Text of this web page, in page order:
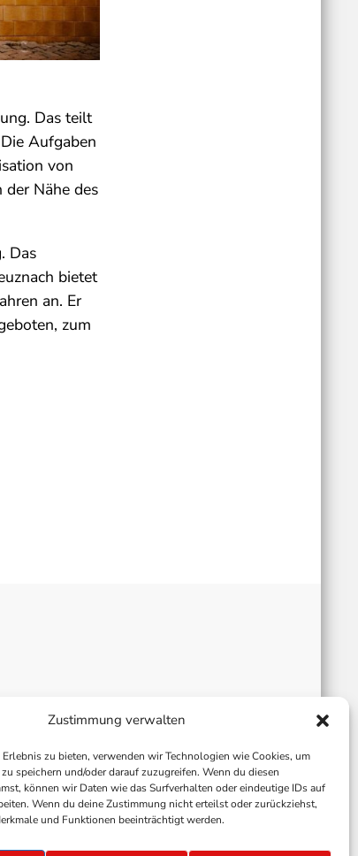
Zustimmung verwalten
zu bieten, verwenden wir Technologien wie Cookies, um
speichern und/oder darauf zuzugreifen. Wenn du diesen
können wir Daten wie das Surfverhalten oder eindeutige IDs auf
Wenn du deine Zustimmung nicht erteilst oder zurückziehst,
und Funktionen beeinträchtigt werden.
Das teilt
Aufgaben
von
Nähe des
Das
bietet
an. Er
zum